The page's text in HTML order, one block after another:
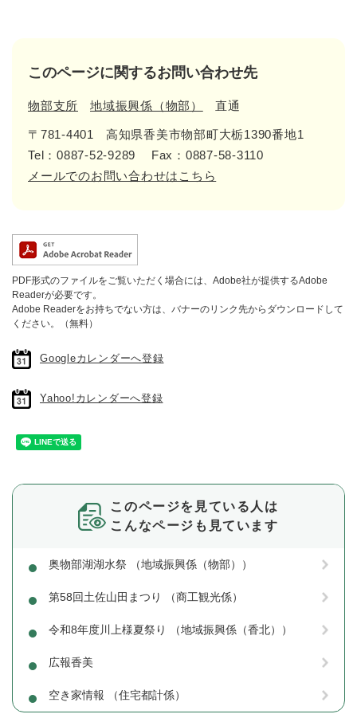
このページに関するお問い合わせ先
物部支所 地域振興係（物部） 直通
〒781-4401
高知県香美市物部町大栃1390番地1
Tel：0887-52-9289
Fax：0887-58-3110
メールでのお問い合わせはこちら
PDF形式のファイルをご覧いただく場合には、Adobe社が提供するAdobe
Readerが必要です。
Adobe Readerをお持ちでない方は、バナーのリンク先からダウンロードして
ください。（無料）
Googleカレンダーへ登録
Yahoo!カレンダーへ登録
このページを見ている人は
こんなページも見ています
奥物部湖湖水祭 （地域振興係（物部））
第58回土佐山田まつり （商工観光係）
令和8年度川上様夏祭り （地域振興係（香北））
広報香美
空き家情報 （住宅都計係）